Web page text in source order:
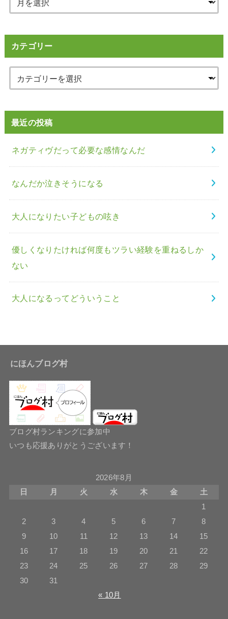
カテゴリー
最近の投稿
ネガティヴだって必要な感情なんだ
なんだか泣きそうになる
大人になりたい子どもの呟き
優しくなりたければ何度もツラい経験を重ねるしか
ない
大人になるってどういうこと
にほんブログ村
ブログ村ランキングに参加中
いつも応援ありがとうございます！
2026年8月
日
月 火 水 木 金
土
1
2
3 4 5 6 7
8
9
10 11 12 13 14
15
16
17 18 19 20 21
22
23
24 25 26 27 28
29
30
31
« 10月